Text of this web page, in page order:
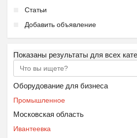
Статьи
Добавить объявление
Показаны результаты для всех
Оборудование для бизнеса
Промышленное
Московская область
Ивантеевка